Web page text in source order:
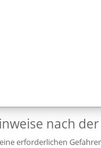
nach
erforderlichen